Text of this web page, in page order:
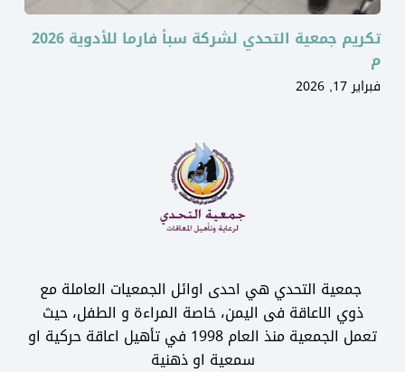
تكريم جمعية التحدي لشركة سبأ فارما للأدوية 2026
م
فبراير 17, 2026
جمعية التحدي هي احدى اوائل الجمعيات العاملة مع
ذوي الاعاقة فى اليمن، خاصة المراءة و الطفل، حيث
تعمل الجمعية منذ العام 1998 في تأهيل اعاقة حركية او
سمعية او ذهنية